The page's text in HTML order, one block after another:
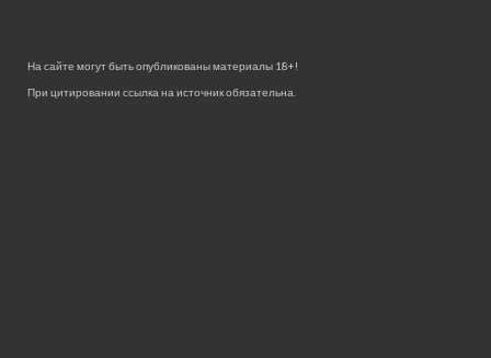
На сайте могут быть опубликованы материалы 18+!
При цитировании ссылка на источник обязательна.